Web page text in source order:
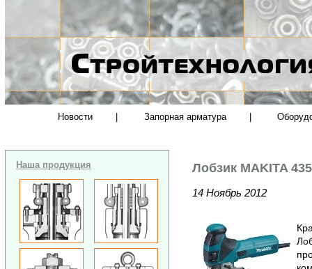
Новости Запорная арматура
Наша продукция Лобзик MAKITA
14 Ноябрь 2012